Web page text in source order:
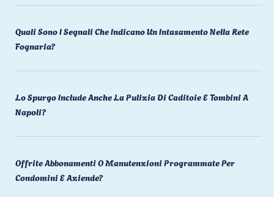
Quali Sono I Segnali Che Indicano Un Intasamento Nella Rete
Fognaria?
Lo Spurgo Include Anche La Pulizia Di Caditoie E Tombini A
Napoli?
Offrite Abbonamenti O Manutenzioni Programmate Per
Condomini E Aziende?